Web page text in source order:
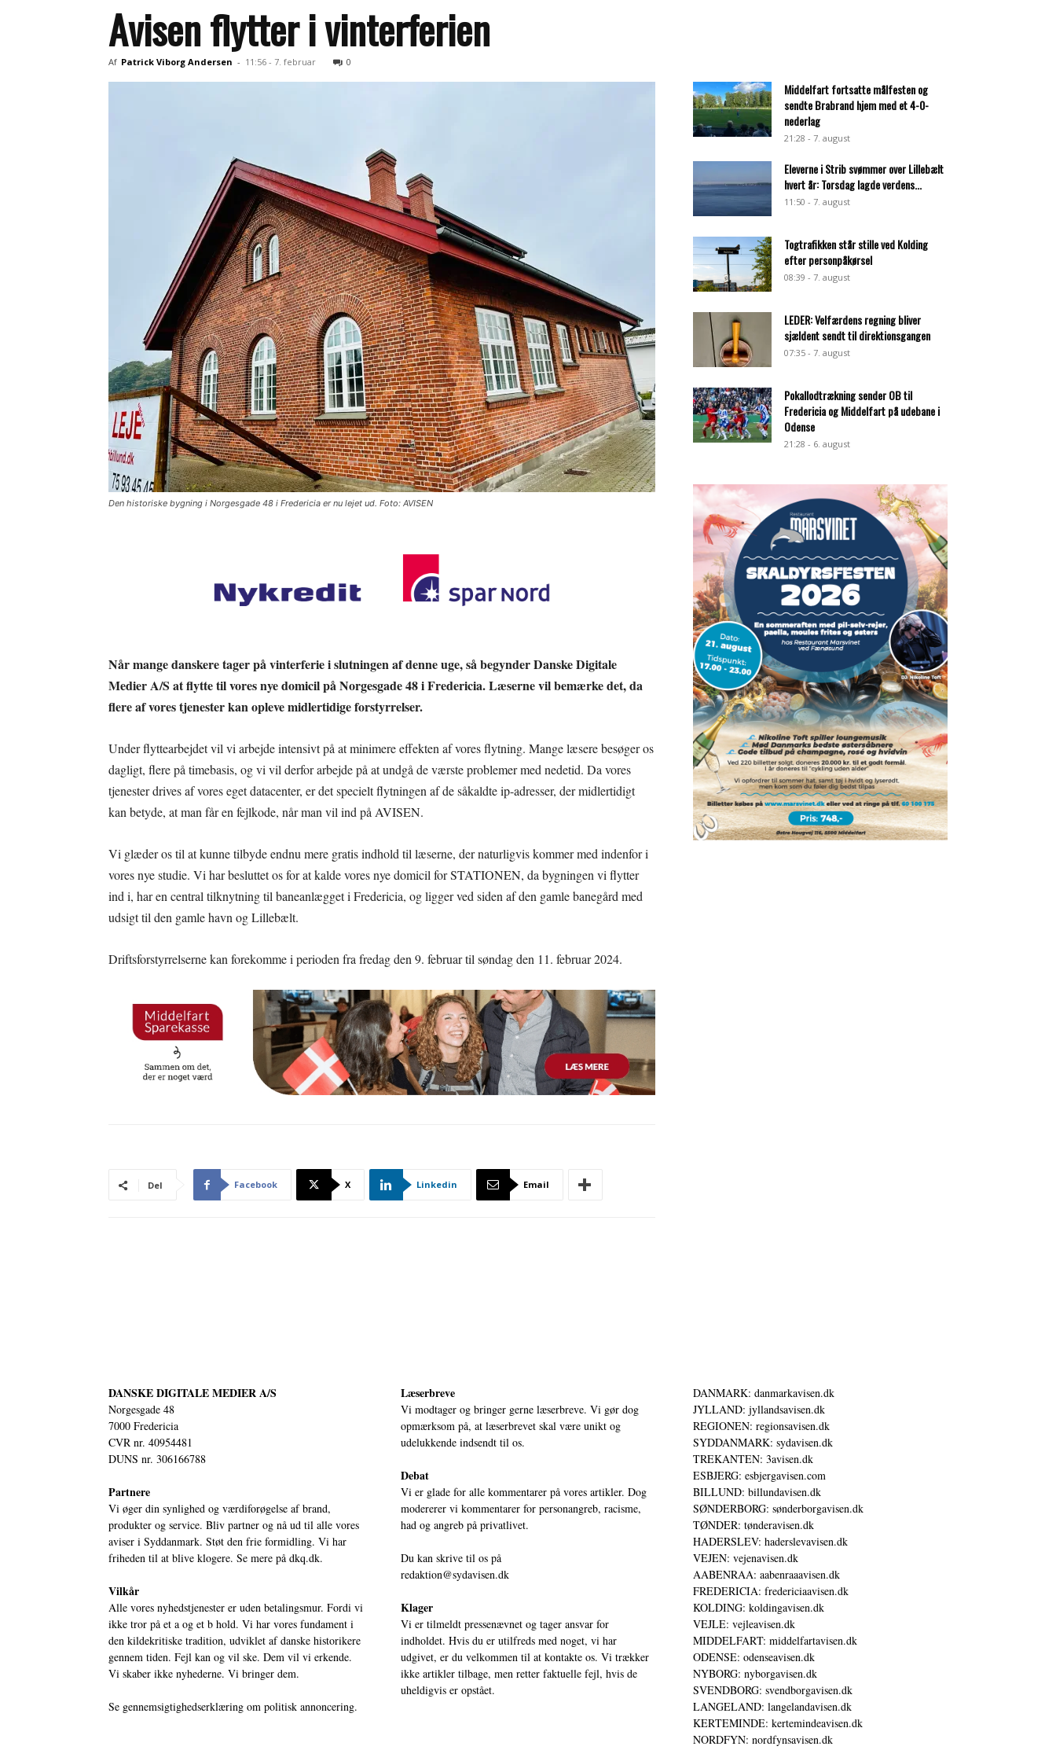
Avisen flytter i vinterferien
Af Patrick Viborg Andersen - 11:56 - 7. februar 0
Den historiske bygning i Norgesgade 48 i Fredericia er nu lejet ud. Foto: AVISEN
Når mange danskere tager på vinterferie i slutningen af denne uge, så begynder Danske Digitale
Medier A/S at flytte til vores nye domicil på Norgesgade 48 i Fredericia. Læserne vil bemærke det, da
flere af vores tjenester kan opleve midlertidige forstyrrelser.
Under flyttearbejdet vil vi arbejde intensivt på at minimere effekten af vores flytning. Mange læsere besøger os
dagligt, flere på timebasis, og vi vil derfor arbejde på at undgå de værste problemer med nedetid. Da vores
tjenester drives af vores eget datacenter, er det specielt flytningen af de såkaldte ip-adresser, der midlertidigt
kan betyde, at man får en fejlkode, når man vil ind på AVISEN.
Vi glæder os til at kunne tilbyde endnu mere gratis indhold til læserne, der naturligvis kommer med indenfor i
vores nye studie. Vi har besluttet os for at kalde vores nye domicil for STATIONEN, da bygningen vi flytter
ind i, har en central tilknytning til baneanlægget i Fredericia, og ligger ved siden af den gamle banegård med
udsigt til den gamle havn og Lillebælt.
Driftsforstyrrelserne kan forekomme i perioden fra fredag den 9. februar til søndag den 11. februar 2024.
Del Facebook X Linkedin Email
Middelfart fortsatte målfesten og
sendte Brabrand hjem med et 4-0-
nederlag
21:28 - 7. august
Eleverne i Strib svømmer over Lillebælt
hvert år: Torsdag lagde verdens...
11:50 - 7. august
Togtrafikken står stille ved Kolding
efter personpåkørsel
08:39 - 7. august
LEDER: Velfærdens regning bliver
sjældent sendt til direktionsgangen
07:35 - 7. august
Pokallodtrækning sender OB til
Fredericia og Middelfart på udebane i
Odense
21:28 - 6. august
DANSKE DIGITALE MEDIER A/S
Norgesgade 48
7000 Fredericia
CVR nr. 40954481
DUNS nr. 306166788
Partnere
Vi øger din synlighed og værdiforøgelse af brand,
produkter og service. Bliv partner og nå ud til alle vores
aviser i Syddanmark. Støt den frie formidling. Vi har
friheden til at blive klogere. Se mere på dkq.dk.
Vilkår
Alle vores nyhedstjenester er uden betalingsmur. Fordi vi
ikke tror på et a og et b hold. Vi har vores fundament i
den kildekritiske tradition, udviklet af danske historikere
gennem tiden. Fejl kan og vil ske. Dem vil vi erkende.
Vi skaber ikke nyhederne. Vi bringer dem.
Se gennemsigtighedserklæring om politisk annoncering.
Læserbreve
Vi modtager og bringer gerne læserbreve. Vi gør dog
opmærksom på, at læserbrevet skal være unikt og
udelukkende indsendt til os.
Debat
Vi er glade for alle kommentarer på vores artikler. Dog
modererer vi kommentarer for personangreb, racisme,
had og angreb på privatlivet.
Du kan skrive til os på
redaktion@sydavisen.dk
Klager
Vi er tilmeldt pressenævnet og tager ansvar for
indholdet. Hvis du er utilfreds med noget, vi har
udgivet, er du velkommen til at kontakte os. Vi trækker
ikke artikler tilbage, men retter faktuelle fejl, hvis de
uheldigvis er opstået.
DANMARK: danmarkavisen.dk
JYLLAND: jyllandsavisen.dk
REGIONEN: regionsavisen.dk
SYDDANMARK: sydavisen.dk
TREKANTEN: 3avisen.dk
ESBJERG: esbjergavisen.com
BILLUND: billundavisen.dk
SØNDERBORG: sønderborgavisen.dk
TØNDER: tønderavisen.dk
HADERSLEV: haderslevavisen.dk
VEJEN: vejenavisen.dk
AABENRAA: aabenraaavisen.dk
FREDERICIA: fredericiaavisen.dk
KOLDING: koldingavisen.dk
VEJLE: vejleavisen.dk
MIDDELFART: middelfartavisen.dk
ODENSE: odenseavisen.dk
NYBORG: nyborgavisen.dk
SVENDBORG: svendborgavisen.dk
LANGELAND: langelandavisen.dk
KERTEMINDE: kertemindeavisen.dk
NORDFYN: nordfynsavisen.dk